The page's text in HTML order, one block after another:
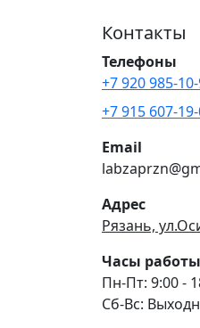
Контакты
Телефоны
+7 920 985-
+7 915 607-
Email
Адрес
Рязань,
Часы работы
Пн-Пт: 9:00 -
Сб-Вс: